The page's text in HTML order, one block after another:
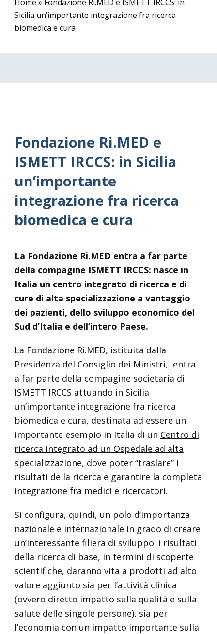
Home » Fondazione Ri.MED e ISMETT IRCCS: in
Sicilia un’importante integrazione fra ricerca
biomedica e cura
Fondazione Ri.MED e
ISMETT IRCCS: in Sicilia
un’importante
integrazione fra ricerca
biomedica e cura
La Fondazione Ri.MED entra a far parte
della compagine ISMETT IRCCS: nasce in
Italia un centro integrato di ricerca e di
cure di alta specializzazione a vantaggio
dei pazienti, dello sviluppo economico del
Sud d’Italia e dell’intero Paese.
La Fondazione Ri.MED, istituita dalla
Presidenza del Consiglio dei Ministri, entra
a far parte della compagine societaria di
ISMETT IRCCS attuando in Sicilia
un’importante integrazione fra ricerca
biomedica e cura, destinata ad essere un
importante esempio in Italia di un Centro di
ricerca integrato ad un Ospedale ad alta
specializzazione, dove poter “traslare” i
risultati della ricerca e garantire la completa
integrazione fra medici e ricercatori.
Si configura, quindi, un polo d’importanza
nazionale e internazionale in grado di creare
un’interessante filiera di sviluppo: i risultati
della ricerca di base, in termini di scoperte
scientifiche, daranno vita a prodotti ad alto
valore aggiunto sia per l’attività clinica
(ovvero diretto impatto sulla qualità e sulla
salute delle singole persone), sia per
l’economia con un impatto importante sulla